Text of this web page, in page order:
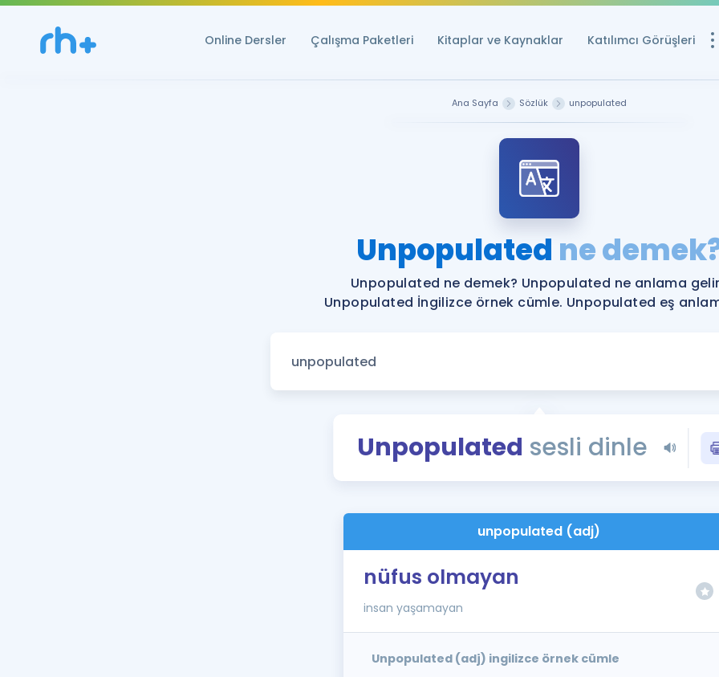
Online Dersler Çalışma Paketleri Kitaplar ve Kaynaklar Katılımcı Görüşleri
Ücretsiz
YDS ve YÖKDİL
YDS ve YÖKDİL'e
Tüm ÖSYM
Blog
YDS - YÖKDİL
İngilizce
Ana Sayfa Sözlük unpopulated
Unpopulated ne
Unpopulated ne demek? Unpopulated ne anlama
Unpopulated İngilizce örnek cümle. Unpopulated eş
Unpopulated sesli dinle
unpopulated (adj)
nüfus olmayan
insan yaşamayan
Unpopulated (adj) ingilizce örnek cümle